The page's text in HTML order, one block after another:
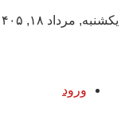
یکشنبه, مرداد ۱۸, ۱۴۰۵
ورود